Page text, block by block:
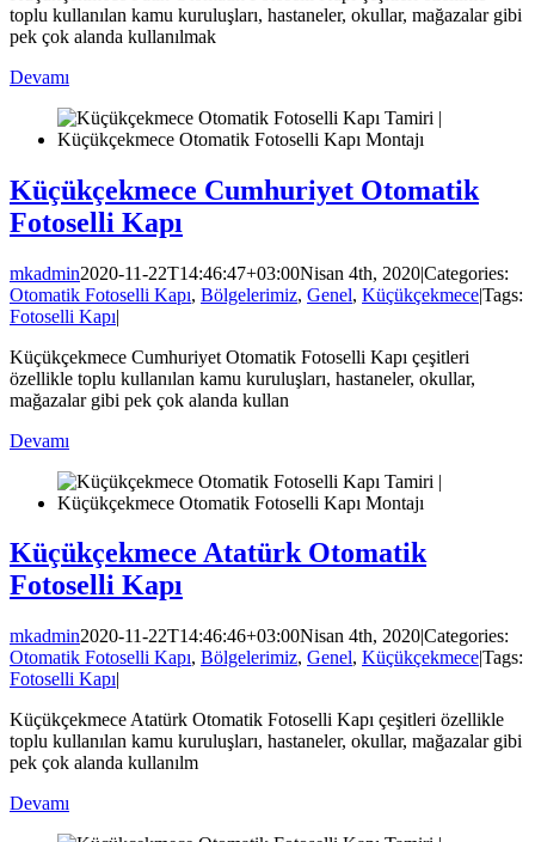
toplu kullanılan kamu kuruluşları, hastaneler, okullar, mağazalar gibi
pek çok alanda kullanılmak
Devamı
Küçükçekmece Cumhuriyet Otomatik
Fotoselli Kapı
mkadmin2020-11-22T14:46:47+03:00Nisan 4th, 2020|Categories:
Otomatik Fotoselli Kapı, Bölgelerimiz, Genel, Küçükçekmece|Tags:
Fotoselli Kapı|
Küçükçekmece Cumhuriyet Otomatik Fotoselli Kapı çeşitleri
özellikle toplu kullanılan kamu kuruluşları, hastaneler, okullar,
mağazalar gibi pek çok alanda kullan
Devamı
Küçükçekmece Atatürk Otomatik
Fotoselli Kapı
mkadmin2020-11-22T14:46:46+03:00Nisan 4th, 2020|Categories:
Otomatik Fotoselli Kapı, Bölgelerimiz, Genel, Küçükçekmece|Tags:
Fotoselli Kapı|
Küçükçekmece Atatürk Otomatik Fotoselli Kapı çeşitleri özellikle
toplu kullanılan kamu kuruluşları, hastaneler, okullar, mağazalar gibi
pek çok alanda kullanılm
Devamı